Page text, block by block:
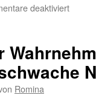
deaktiviertfür
Romina